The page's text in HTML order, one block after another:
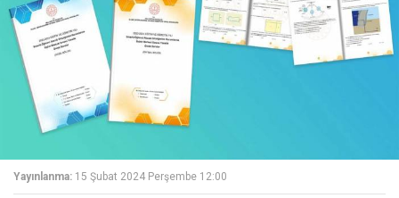
Yayınlanma: 15 Şubat 2024 Perşembe 12:00